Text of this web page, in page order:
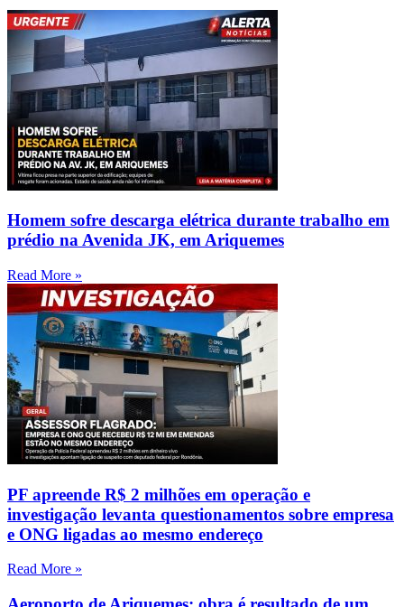
Homem sofre descarga elétrica durante trabalho em
prédio na Avenida JK, em Ariquemes
Read More »
PF apreende R$ 2 milhões em operação e
investigação levanta questionamentos sobre empresa
e ONG ligadas ao mesmo endereço
Read More »